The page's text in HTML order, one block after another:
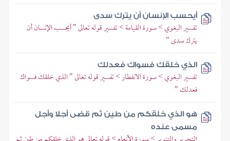
أيحسب الإنسان أن يترك سدى
تفسير البغوي > سورة القيامة > تفسير قوله تعالى " أيحسب الإنسان أن
يترك سدى "
الذي خلقك فسواك فعدلك
تفسير البغوي > سورة الانفطار > تفسير قوله تعالى " الذي خلقك فسواك
فعدلك "
هو الذي خلقكم من طين ثم قضى أجلا وأجل
مسمى عنده